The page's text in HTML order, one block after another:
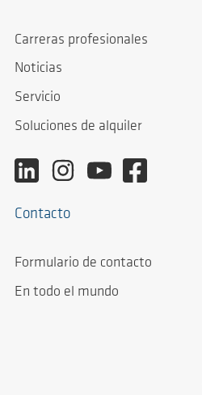
Carreras profesionales
Noticias
Servicio
Soluciones de alquiler
Contacto
Formulario de contacto
En todo el mundo